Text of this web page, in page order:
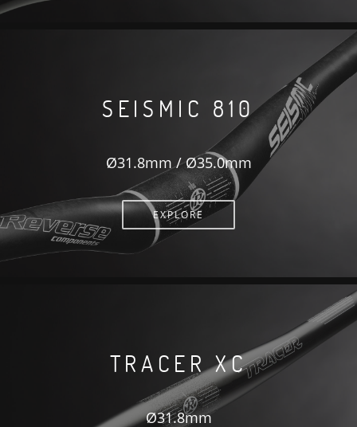
SEISMIC 810
Ø31.8mm / Ø35.0mm
EXPLORE
TRACER XC
Ø31.8mm